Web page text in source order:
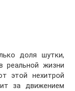
доля шутки,
реальной жизни
этой нехитрой
за движением